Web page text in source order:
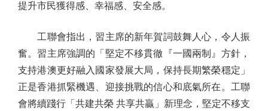
提升市民獲得感、幸福感、安全感。
工聯會指出，習主席的新年賀詞鼓舞人心，令人振
奮。習主席強調的「堅定不移貫徹『一國兩制』方針，
支持港澳更好融入國家發展大局，保持長期繁榮穩定」
正是香港抓緊機遇、迎接挑戰的信心和底氣所在。工聯
會將續踐行「共建共榮 共享共贏」新理念，堅定不移支